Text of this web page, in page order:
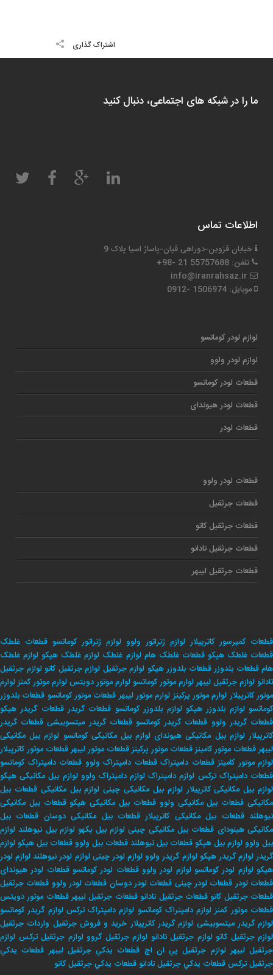
اشتراک گذاری
ما را در شبکه های اجتماعی، دنبال کنید
اطلاعات تماس
خیابان قزوین-دوراهی قپان-پاساژ اسیا پلاک 9
تلفن: 55757688 21 -98+
موبایل: 1506974 -0912
لوازم لودر کوماتسو
لوازم لودر ولوو
قطعات لودر کوماتسو
قطعات لودر هیوندای
قطعات لودر
قطعات لودر ولوو
قطعات جرثقیل
قطعات جرثقیل کاتو
قطعات جرثقیل تادانو
قطعات جرثقیل لیبهر
قطعات کمپرسور کاترپیلار لوازم ژنراتور ولوو لوازم ژنراتور کوماتسو قطعات غلطک
قطعات غلطک هپکو قطعات غلطک هام لوازم غلطک لوازم غلطک هپکو لوازم غلطک
هام قطعات بلدوزر قطعات بلدوزر هپکو لوازم جرثقیل لوازم جرثقیل کاتو لوازم جرثقیل
تادانو لوازم جرثقیل لیبهر لوارم موتور کوماتسو لوارم موتور دویتس لوارم موتور کمنز لوارم
موتور کاترپیلار لوارم موتور پرکینز لوارم موتور لیبهر قطعات موتور کوماتسو قطعات بلدوزر
کوماتسو لوازم بلدوزر هپکو لوازم بلدوزر کوماتسو قطعات گریدر قطعات گریدر هپکو
قطعات گریدر ولوو قطعات گریدر کوماتسو قطعات گریدر میتسوبیشی قطعات گریدر
کاترپیلار لوازم بیل مکانیکی هیوندای لوازم بیل مکانیکی کوماتسو لوازم بیل مکانیکی
لیبهرقطعات موتور کامینزقطعات موتور پرکینزقطعات موتور لیبهرقطعات موتور کاترپیلار
لوازم موتور کامینز قطعات دامپتراک قطعات دامپتراک ولوو قطعات دامپتراک کوماتسو
قطعات دامپتراک ترکس لوازم دامپتراک لوازم دامپتراک ولوو لوازم بیل مکانیکی هپکو
لوازم بیل مکانیکی کاترپیلار لوازم بیل مکانیکی چینی لوازم بیل مکانیکی قطعات بیل
مکانیکی قطعات بیل مکانیکی ولوو قطعات بیل مکانیکی هپکو قطعات بیل مکانیکی
نیوهلند قطعات بیل مکانیکی کاترپیلار قطعات بیل مکانیکی دوسان قطعات بیل
مکانیکی هینودای قطعات بیل مکانیکی چینی لوازم بیل بکهو لوازم بیل نیوهلند لوازم
بیل ولوو لوازم بیل هپکوقطعات بیل نیوهلندقطعات بیل ولووقطعات بیل هپکو لوازم
گریدر لوازم گریدر هپکو لوازم گریدر ولوو لوازم لودر چینی لوازم لودر نیوهلند لوازم لودر
هپکو لوازم لودر کوماتسو لوازم لودر ولوو قطعات لودر کوماتسو قطعات لودر هیوندای
قطعات لودر قطعات لودر چینی قطعات لودر دوسان قطعات لودر ولوو قطعات جرثقیل
قطعات جرثقیل کاتوقطعات جرثقیل تادانوقطعات جرثقیل لیبهرقطعات موتور دویتس
قطعات موتور کمنز لوازم دامپتراک کوماتسو لوازم دامپتراک ترکس لوازم گریدر کوماتسو
لوازم گریدر میتسوبیشی لوازم گریدر کاترپیلار خريد و فروش جرثقيل واردات جرثقيل
لوازم جرثقيل كاتو لوازم جرثقيل تادانو لوازم جرثقيل گروو لوازم جرثقيل تركس لوازم
جرثقيل ليبهر لوازم جرثقيل پي ان اچ قطعات يدكي جرثقيل ليبهر قطعات يدكي
جرثقيل تركسقطعات يدكي جرثقيل تادانوقطعات يدكي جرثقيل كاتو